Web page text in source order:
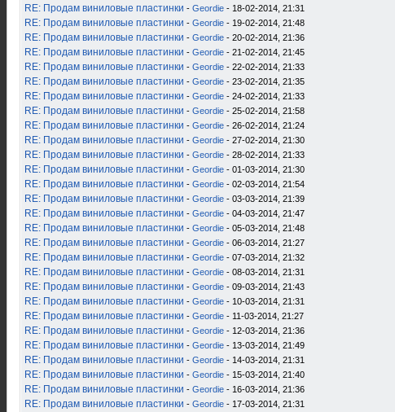
RE: Продам виниловые пластинки - Geordie - 18-02-2014, 21:31
RE: Продам виниловые пластинки - Geordie - 19-02-2014, 21:48
RE: Продам виниловые пластинки - Geordie - 20-02-2014, 21:36
RE: Продам виниловые пластинки - Geordie - 21-02-2014, 21:45
RE: Продам виниловые пластинки - Geordie - 22-02-2014, 21:33
RE: Продам виниловые пластинки - Geordie - 23-02-2014, 21:35
RE: Продам виниловые пластинки - Geordie - 24-02-2014, 21:33
RE: Продам виниловые пластинки - Geordie - 25-02-2014, 21:58
RE: Продам виниловые пластинки - Geordie - 26-02-2014, 21:24
RE: Продам виниловые пластинки - Geordie - 27-02-2014, 21:30
RE: Продам виниловые пластинки - Geordie - 28-02-2014, 21:33
RE: Продам виниловые пластинки - Geordie - 01-03-2014, 21:30
RE: Продам виниловые пластинки - Geordie - 02-03-2014, 21:54
RE: Продам виниловые пластинки - Geordie - 03-03-2014, 21:39
RE: Продам виниловые пластинки - Geordie - 04-03-2014, 21:47
RE: Продам виниловые пластинки - Geordie - 05-03-2014, 21:48
RE: Продам виниловые пластинки - Geordie - 06-03-2014, 21:27
RE: Продам виниловые пластинки - Geordie - 07-03-2014, 21:32
RE: Продам виниловые пластинки - Geordie - 08-03-2014, 21:31
RE: Продам виниловые пластинки - Geordie - 09-03-2014, 21:43
RE: Продам виниловые пластинки - Geordie - 10-03-2014, 21:31
RE: Продам виниловые пластинки - Geordie - 11-03-2014, 21:27
RE: Продам виниловые пластинки - Geordie - 12-03-2014, 21:36
RE: Продам виниловые пластинки - Geordie - 13-03-2014, 21:49
RE: Продам виниловые пластинки - Geordie - 14-03-2014, 21:31
RE: Продам виниловые пластинки - Geordie - 15-03-2014, 21:40
RE: Продам виниловые пластинки - Geordie - 16-03-2014, 21:36
RE: Продам виниловые пластинки - Geordie - 17-03-2014, 21:31